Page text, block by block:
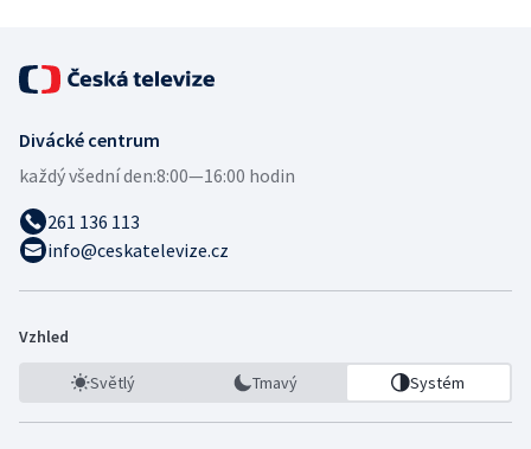
Divácké centrum
každý všední den:8:00—16:00 hodin
261 136 113
info@ceskatelevize.cz
Vzhled
Světlý Tmavý Systém